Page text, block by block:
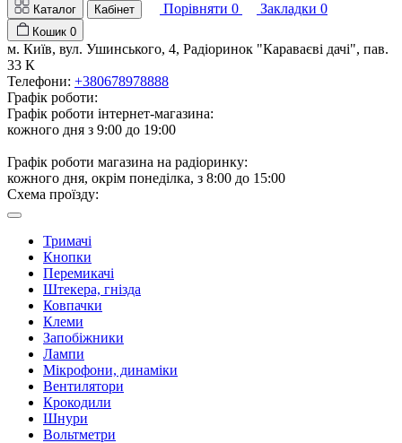
Каталог Кабінет Порівняти 0 Закладки 0
Кошик 0
м. Київ, вул. Ушинського, 4, Радіоринок "Караваєві дачі", пав.
33 К
Телефони: +380678978888
Графік роботи:
Графік роботи інтернет-магазина:
кожного дня з 9:00 до 19:00
Графік роботи магазина на радіоринку:
кожного дня, окрім понеділка, з 8:00 до 15:00
Схема проїзду:
Тримачі
Кнопки
Перемикачі
Штекера, гнізда
Ковпачки
Клеми
Запобіжники
Лампи
Мікрофони, динаміки
Вентилятори
Крокодили
Шнури
Вольтметри